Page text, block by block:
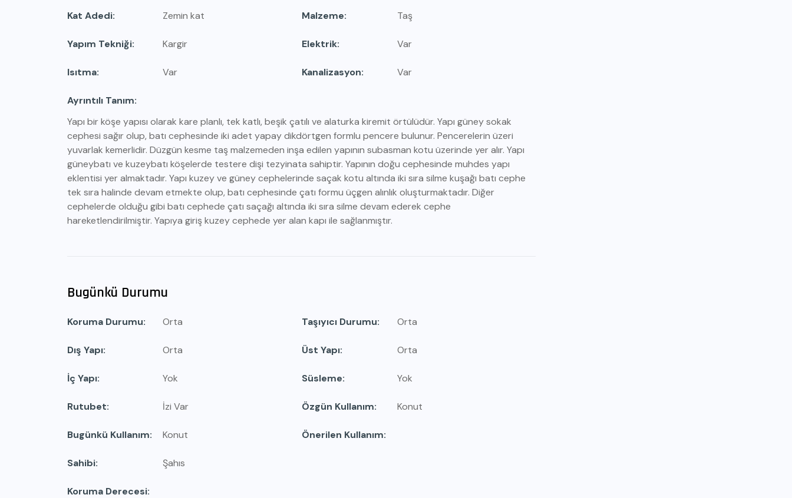
Kat Adedi Zemin kat Malzeme Taş
Yapım Tekniği Kargir Elektrik Var
Isıtma Var Kanalizasyon Var
Ayrıntılı Tanım
Yapı bir köşe yapısı olarak kare planlı, tek katlı, beşik çatılı ve alaturka kiremit örtülüdür. Yapı güney sokak
cephesi sağır olup, batı cephesinde iki adet yapay dikdörtgen formlu pencere bulunur. Pencerelerin üzeri
yuvarlak kemerlidir. Düzgün kesme taş malzemeden inşa edilen yapının subasman kotu üzerinde yer alır. Yapı
güneybatı ve kuzeybatı köşelerde testere dişi tezyinata sahiptir. Yapının doğu cephesinde muhdes yapı
eklentisi yer almaktadır. Yapı kuzey ve güney cephelerinde saçak kotu altında iki sıra silme kuşağı batı cephe
tek sıra halinde devam etmekte olup, batı cephesinde çatı formu üçgen alınlık oluşturmaktadır. Diğer
cephelerde olduğu gibi batı cephede çatı saçağı altında iki sıra silme devam ederek cephe
hareketlendirilmiştir. Yapıya giriş kuzey cephede yer alan kapı ile sağlanmıştır.
Bugünkü Durumu
Koruma Durumu Orta Taşıyıcı Durumu Orta
Dış Yapı Orta Üst Yapı Orta
İç Yapı Yok Süsleme Yok
Rutubet İzi Var Özgün Kullanım Konut
Bugünkü Kullanım Konut Önerilen Kullanım
Sahibi Şahıs
Koruma Derecesi